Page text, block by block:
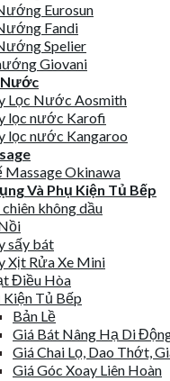
Eurosun
Fandi
Spelier
Giovani
Lọc Nước Aosmith
lọc nước Karofi
lọc nước Kangaroo
Massage Okinawa
Và Phụ Kiện Tủ Bếp
không dầu
sấy bát
Xịt Rửa Xe Mini
Điều Hòa
Kiện Tủ Bếp
Bản Lề
Giá Bát Nâng Hạ Di
Giá Chai Lọ, Dao Thớt,
Giá Góc Xoay Liên Hoàn